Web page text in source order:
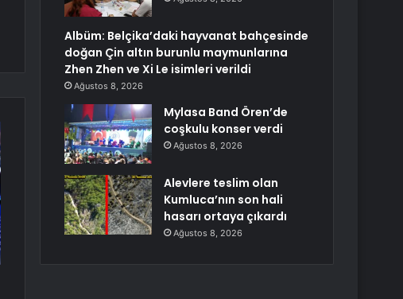
Albüm: Belçika’daki hayvanat bahçesinde
doğan Çin altın burunlu maymunlarına
Zhen Zhen ve Xi Le isimleri verildi
Ağustos 8, 2026
Mylasa Band Ören’de
coşkulu konser verdi
Ağustos 8, 2026
Alevlere teslim olan
Kumluca’nın son hali
hasarı ortaya çıkardı
Ağustos 8, 2026